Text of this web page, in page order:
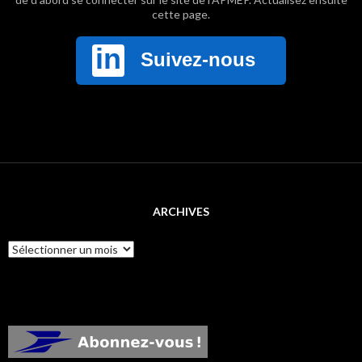
cette page.
ARCHIVES
Archives